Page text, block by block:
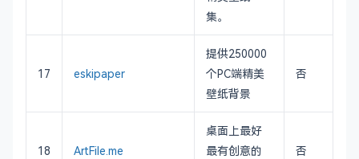
集。
17 eskipaper
提供250000
个PC端精美
壁纸背景
否
18 ArtFile.me
桌面上最好
最有创意的
否